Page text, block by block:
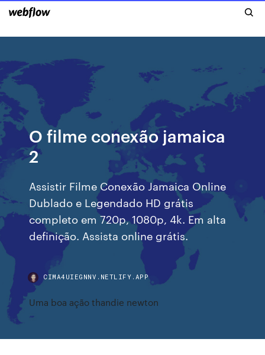
O filme conexão jamaica
2
Assistir Filme Conexão Jamaica Online
Dublado e Legendado HD grátis
completo em 720p, 1080p, 4k. Em alta
definição. Assista online grátis.
CIMA4UIEGNNV.NETLIFY.APP
Uma boa ação thandie newton